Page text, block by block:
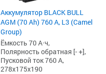
Аккумулятор BLACK BULL
AGM (70 Ah) 760 А, L3 (Camel
Group)
Ёмкость 70 А·ч,
Полярность обратная [- +],
Пусковой ток 760 А,
278x175x190